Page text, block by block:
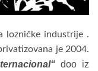
lozničke industrije .
je 2004.
doo iz